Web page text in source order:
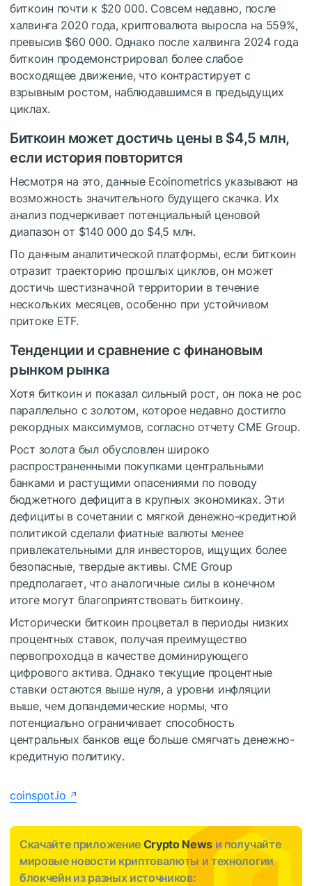
биткоин почти к $20 000. Совсем недавно, после
халвинга 2020 года, криптовалюта выросла на 559%,
превысив $60 000. Однако после халвинга 2024 года
биткоин продемонстрировал более слабое
восходящее движение, что контрастирует с
взрывным ростом, наблюдавшимся в предыдущих
циклах.
Биткоин может достичь цены в $4,5 млн,
если история повторится
Несмотря на это, данные Ecoinometrics указывают на
возможность значительного будущего скачка. Их
анализ подчеркивает потенциальный ценовой
диапазон от $140 000 до $4,5 млн.
По данным аналитической платформы, если биткоин
отразит траекторию прошлых циклов, он может
достичь шестизначной территории в течение
нескольких месяцев, особенно при устойчивом
притоке ETF.
Тенденции и сравнение с финановым
рынком рынка
Хотя биткоин и показал сильный рост, он пока не рос
параллельно с золотом, которое недавно достигло
рекордных максимумов, согласно отчету CME Group.
Рост золота был обусловлен широко
распространенными покупками центральными
банками и растущими опасениями по поводу
бюджетного дефицита в крупных экономиках. Эти
дефициты в сочетании с мягкой денежно-кредитной
политикой сделали фиатные валюты менее
привлекательными для инвесторов, ищущих более
безопасные, твердые активы. CME Group
предполагает, что аналогичные силы в конечном
итоге могут благоприятствовать биткоину.
Исторически биткоин процветал в периоды низких
процентных ставок, получая преимущество
первопроходца в качестве доминирующего
цифрового актива. Однако текущие процентные
ставки остаются выше нуля, а уровни инфляции
выше, чем допандемические нормы, что
потенциально ограничивает способность
центральных банков еще больше смягчать денежно-
кредитную политику.
coinspot.io
Скачайте приложение Crypto News и получайте
мировые новости криптовалюты и технологии
блокчейн из разных источников: